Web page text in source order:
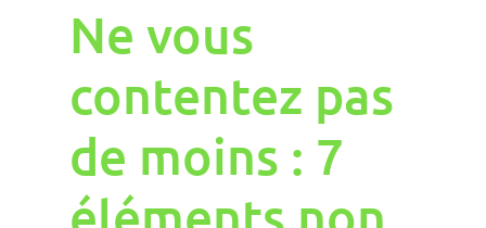
Ne vous
contentez pas
de moins : 7